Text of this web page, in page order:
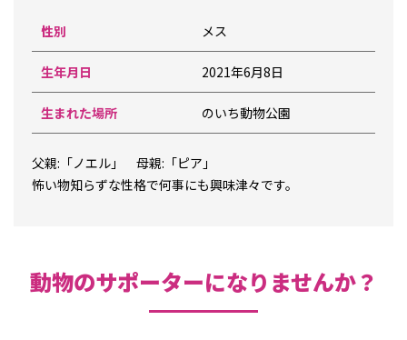
性別 メス
生年月日 2021年6月8日
生まれた場所 のいち動物公園
父親:「ノエル」 母親:「ピア」
怖い物知らずな性格で何事にも興味津々です。
動物のサポーターになりませんか？